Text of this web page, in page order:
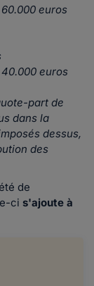
euros
euros
part de
dans la
dessus,
des
de
ci s'ajoute à